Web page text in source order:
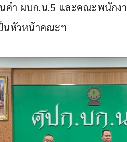
คำ ผบก.น.5 และคณะพนักง
นหัวหน้าคณะฯ